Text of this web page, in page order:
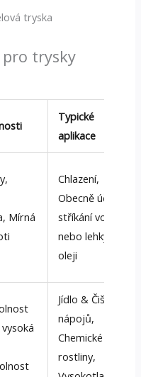
tryska
trysky
Typické
aplikace
Mírná
Chlazení,
Obecně účetní
stříkání vodou
nebo lehkými
oleji
Jídlo & Čištění
nápojů,
Chemické
rostliny,